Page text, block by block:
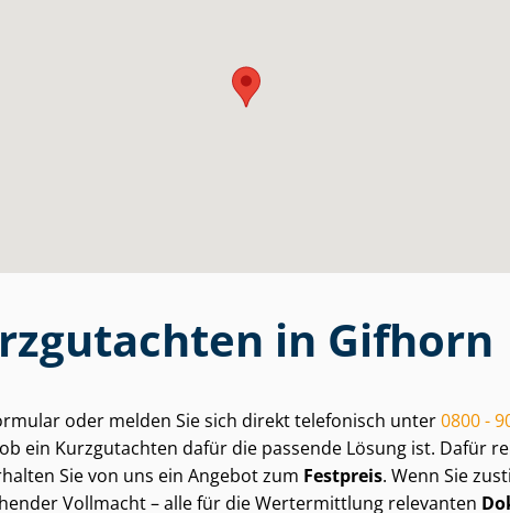
in Gifhorn
oder melden Sie sich direkt telefonisch unter0800 -
ein Kurzgutachten dafür die passende Lösung ist. Dafür
Sie von uns ein Angebot zum Festpreis. Wenn Sie
Vollmacht – alle für die Wertermittlung relevanten